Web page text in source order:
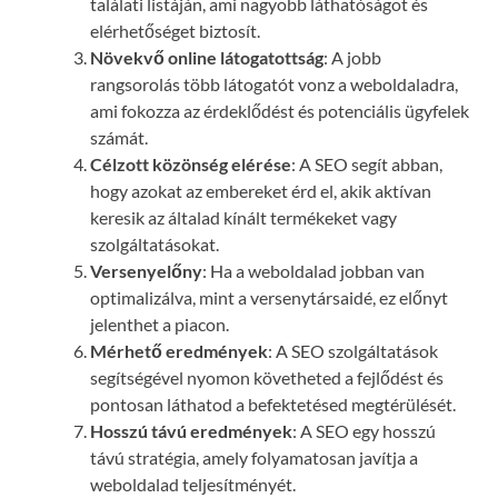
elérhetőséget biztosít.
Növekvő online látogatottság: A jobb
rangsorolás több látogatót vonz a weboldaladra,
ami fokozza az érdeklődést és potenciális ügyfelek
számát.
Célzott közönség elérése: A SEO segít abban,
hogy azokat az embereket érd el, akik aktívan
keresik az általad kínált termékeket vagy
szolgáltatásokat.
Versenyelőny: Ha a weboldalad jobban van
optimalizálva, mint a versenytársaidé, ez előnyt
jelenthet a piacon.
Mérhető eredmények: A SEO szolgáltatások
segítségével nyomon követheted a fejlődést és
pontosan láthatod a befektetésed megtérülését.
Hosszú távú eredmények: A SEO egy hosszú
távú stratégia, amely folyamatosan javítja a
weboldalad teljesítményét.